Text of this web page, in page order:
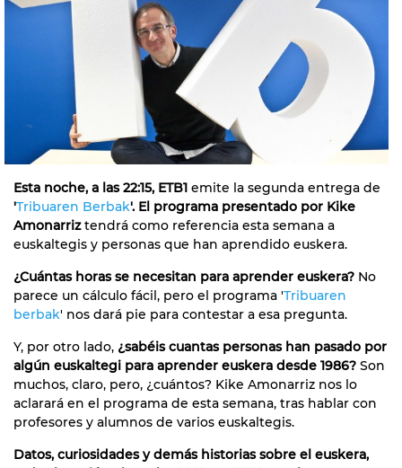
Esta noche, a las 22:15, ETB1 emite la segunda entrega de
'Tribuaren Berbak'. El programa presentado por Kike
Amonarriztendrá como referencia esta semana a
euskaltegis y personas que han aprendido euskera.
¿Cuántas horas se necesitan para aprender euskera? No
parece un cálculo fácil, pero el programa 'Tribuaren
berbak' nos dará pie para contestar a esa pregunta.
Y, por otro lado, ¿sabéis cuantas personas han pasado por
algún euskaltegi para aprender euskera desde 1986? Son
muchos, claro, pero, ¿cuántos? Kike Amonarriz nos lo
aclarará en el programa de esta semana, tras hablar con
profesores y alumnos de varios euskaltegis.
Datos, curiosidades y demás historias sobre el euskera,